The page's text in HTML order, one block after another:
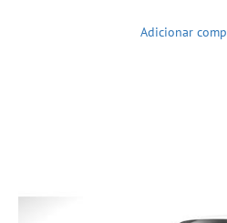
Adicionar